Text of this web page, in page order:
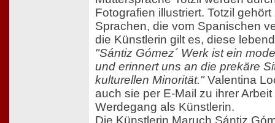
Fotografien illustriert. Totzil
Sprachen, die vom Spanischen
die Künstlerin gilt es, diese
"Sántiz Gómez´ Werk ist ein
und erinnert uns an die prekäre
kulturellen Minorität."Valentina
auch sie per E-Mail zu ihrer
Werdegang als Künstlerin.